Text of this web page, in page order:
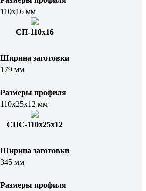
110х16 мм
СП-110х16
Ширина заготовки
179 мм
Размеры профиля
110х25х12 мм
СПС-110х25х12
Ширина заготовки
345 мм
Размеры профиля